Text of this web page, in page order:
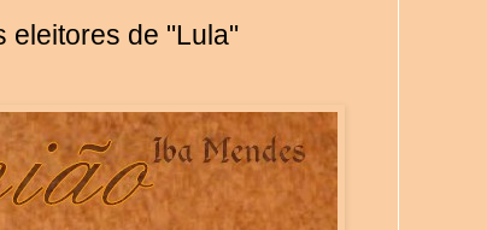
eleitores de "Lula"